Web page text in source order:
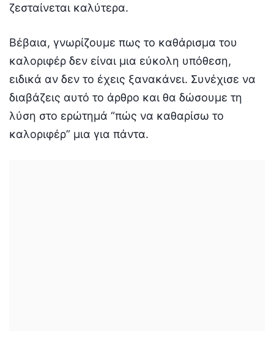
ζεσταίνεται καλύτερα.
Βέβαια, γνωρίζουμε πως το καθάρισμα του
καλοριφέρ δεν είναι μια εύκολη υπόθεση,
ειδικά αν δεν το έχεις ξανακάνει. Συνέχισε να
διαβάζεις αυτό το άρθρο και θα δώσουμε τη
λύση στο ερώτημά “πώς να καθαρίσω το
καλοριφέρ” μια για πάντα.